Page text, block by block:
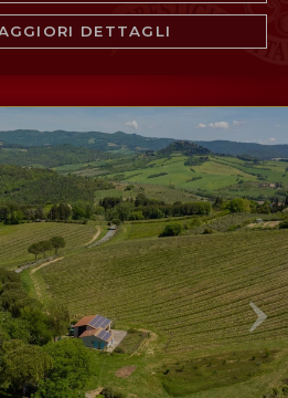
DETTAGLI